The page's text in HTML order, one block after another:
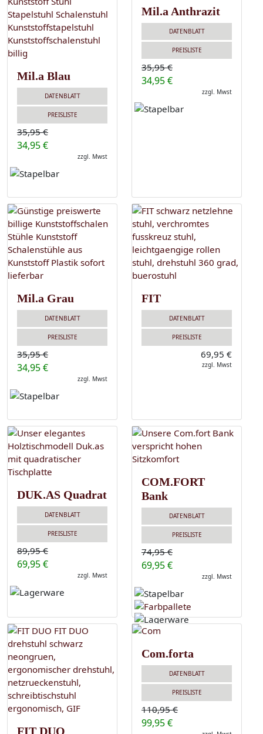
Mil.a Blau
DATENBLATT
PREISLISTE
35,95 €
34,95 €
zzgl. Mwst
Mil.a Anthrazit
DATENBLATT
PREISLISTE
35,95 €
34,95 €
zzgl. Mwst
Mil.a Grau
DATENBLATT
PREISLISTE
35,95 €
34,95 €
zzgl. Mwst
FIT
DATENBLATT
PREISLISTE
69,95 €
zzgl. Mwst
DUK.AS Quadrat
DATENBLATT
PREISLISTE
89,95 €
69,95 €
zzgl. Mwst
COM.FORT
Bank
DATENBLATT
PREISLISTE
74,95 €
69,95 €
zzgl. Mwst
FIT DUO
Com.forta
DATENBLATT
PREISLISTE
110,95 €
99,95 €